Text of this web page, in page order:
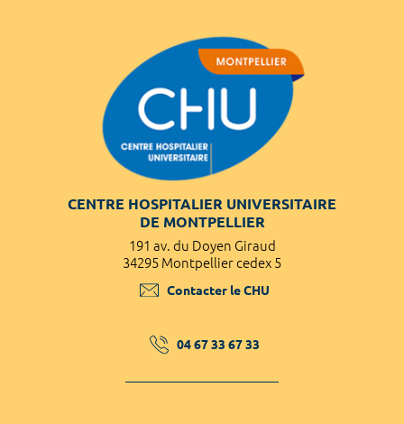
CENTRE HOSPITALIER UNIVERSITAIRE
DE MONTPELLIER
191 av. du Doyen Giraud
34295 Montpellier cedex 5
Contacter le CHU
04 67 33 67 33